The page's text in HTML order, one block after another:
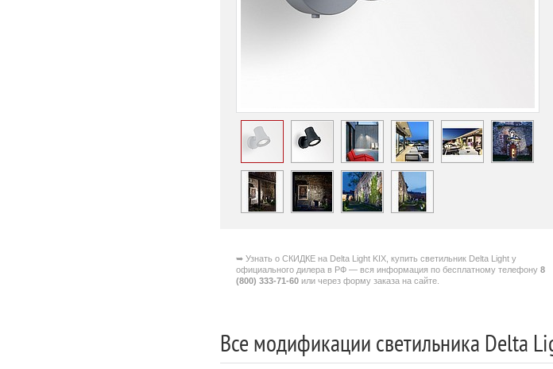
➥ Узнать о СКИДКЕ на Delta Light KIX, купить светильник Delta Light у
официального дилера в РФ — вся информация по бесплатному телефону 8
(800) 333-71-60 или через форму заказа на сайте.
Все модификации светильника Delta